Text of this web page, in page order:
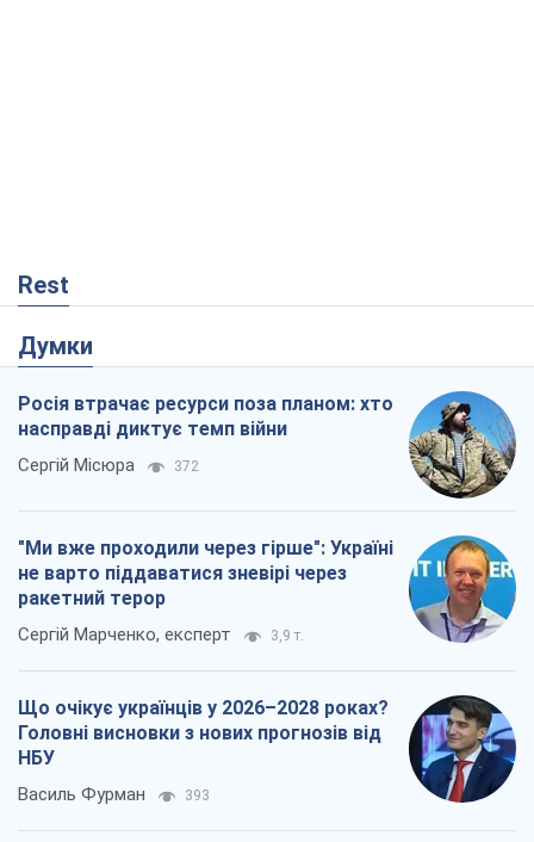
Rest
Думки
Росія втрачає ресурси поза планом: хто
насправді диктує темп війни
Сергій Місюра 372
"Ми вже проходили через гірше": Україні
не варто піддаватися зневірі через
ракетний терор
Сергій Марченко, експерт 3,9 т.
Що очікує українців у 2026–2028 роках?
Головні висновки з нових прогнозів від
НБУ
Василь Фурман 393